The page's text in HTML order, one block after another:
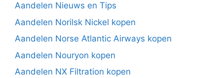
Aandelen Nieuws en Tips
Aandelen Norilsk Nickel kopen
Aandelen Norse Atlantic Airways kopen
Aandelen Nouryon kopen
Aandelen NX Filtration kopen